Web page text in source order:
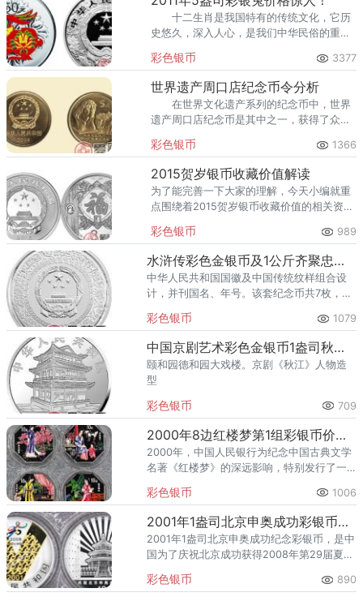
十二生肖是我国特有的传统文化，它历
史悠久，深入人心，是我们中华民俗的重要
银币是比较受欢迎的，以十二生肖为主题的
金银币更是火爆。
彩色银币 3377
世界遗产周口店纪念币令分析
在世界文化遗产系列的纪念币中，世界
遗产周口店纪念币是其中之一，获得了众位
物馆进行参观，更加深入了解令全世界瞩目
的文化。
彩色银币 1366
2015贺岁银币收藏价值解读
为了能完善一下大家的理解，今天小编就重
点围绕着2015贺岁银币收藏价值的相关资讯
彩色银币 989
水浒传彩色金银币及1公斤齐聚忠义堂银币
中华人民共和国国徽及中国传统纹样组合设
计，并刊国名、年号。该套纪念币共7枚，其
法定货币。
彩色银币 1079
中国京剧艺术彩色金银币1盎司秋江彩色银币
颐和园德和园大戏楼。京剧《秋江》人物造
型
彩色银币 709
2000年8边红楼梦第1组彩银币价格及收藏价值
2000年，中国人民银行为纪念中国古典文学
名著《红楼梦》的深远影响，特别发行了一
币中的“八边形红楼梦第1组彩银币”以其独特
的形状和精美的设计，
彩色银币 1006
2001年1盎司北京申奥成功彩银币价格及收藏价值
2001年1盎司北京申奥成功纪念彩银币，是中
国为了庆祝北京成功获得2008年第29届夏季
念币之一。这一年对于中国体育史乃至国家
彩色银币 890